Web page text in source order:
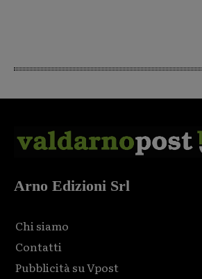
Arno Edizioni Srl
Chi siamo
Contatti
Pubblicità su Vpost